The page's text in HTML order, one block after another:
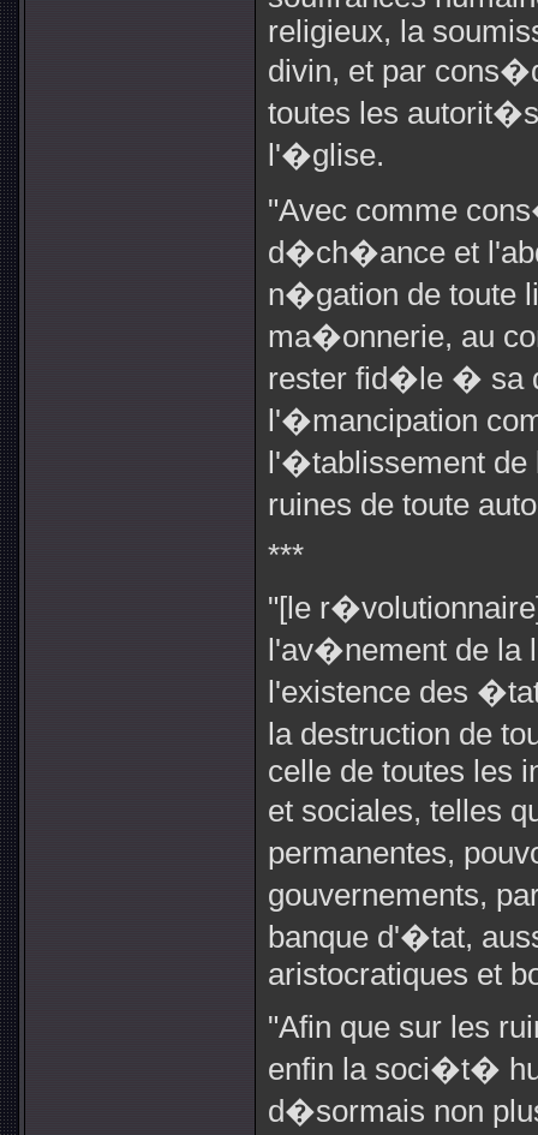
religieux, la
divin, et par
toutes les
l'�glise.
"Avec comme
d�ch�ance et
n�gation de toute
ma�onnerie, au
rester fid�le � sa
l'�mancipation
l'�tablissement
ruines de toute
***
"[le
l'av�nement de la
l'existence des
la destruction de
celle de toutes les
et sociales, telles
permanentes,
gouvernements,
banque d'�tat,
aristocratiques et
"Afin que sur les
enfin la soci�t�
d�sormais non